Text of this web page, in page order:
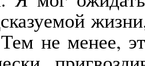
не менее,